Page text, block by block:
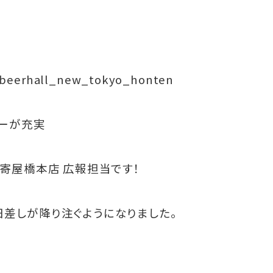
が充実
屋橋本店 広報担当です！
しが降り注ぐようになりました。